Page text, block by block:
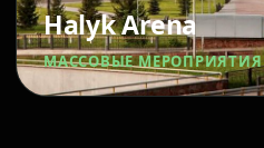
Halyk Arena
МАССОВЫЕ МЕРОПРИЯТИЯ